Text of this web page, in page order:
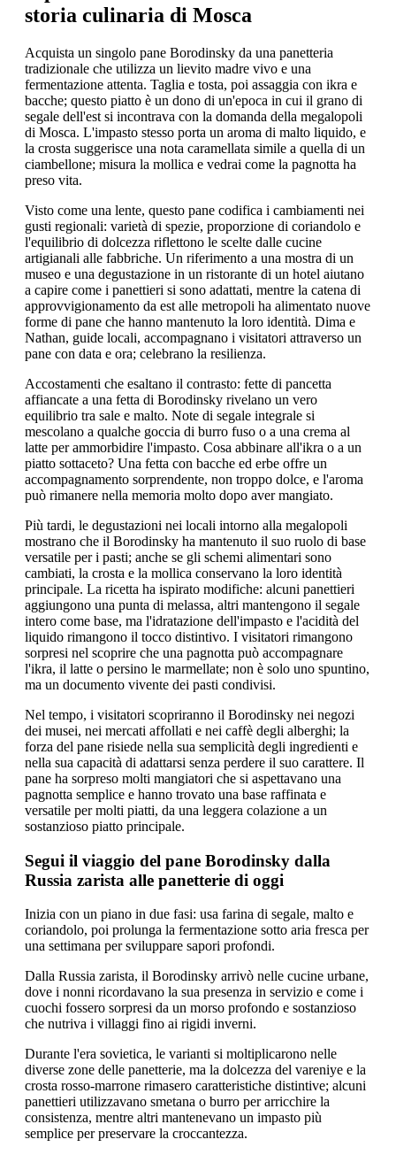
storia culinaria di Mosca
Acquista un singolo pane Borodinsky da una panetteria
tradizionale che utilizza un lievito madre vivo e una
fermentazione attenta. Taglia e tosta, poi assaggia con ikra e
bacche; questo piatto è un dono di un'epoca in cui il grano di
segale dell'est si incontrava con la domanda della megalopoli
di Mosca. L'impasto stesso porta un aroma di malto liquido, e
la crosta suggerisce una nota caramellata simile a quella di un
ciambellone; misura la mollica e vedrai come la pagnotta ha
preso vita.
Visto come una lente, questo pane codifica i cambiamenti nei
gusti regionali: varietà di spezie, proporzione di coriandolo e
l'equilibrio di dolcezza riflettono le scelte dalle cucine
artigianali alle fabbriche. Un riferimento a una mostra di un
museo e una degustazione in un ristorante di un hotel aiutano
a capire come i panettieri si sono adattati, mentre la catena di
approvvigionamento da est alle metropoli ha alimentato nuove
forme di pane che hanno mantenuto la loro identità. Dima e
Nathan, guide locali, accompagnano i visitatori attraverso un
pane con data e ora; celebrano la resilienza.
Accostamenti che esaltano il contrasto: fette di pancetta
affiancate a una fetta di Borodinsky rivelano un vero
equilibrio tra sale e malto. Note di segale integrale si
mescolano a qualche goccia di burro fuso o a una crema al
latte per ammorbidire l'impasto. Cosa abbinare all'ikra o a un
piatto sottaceto? Una fetta con bacche ed erbe offre un
accompagnamento sorprendente, non troppo dolce, e l'aroma
può rimanere nella memoria molto dopo aver mangiato.
Più tardi, le degustazioni nei locali intorno alla megalopoli
mostrano che il Borodinsky ha mantenuto il suo ruolo di base
versatile per i pasti; anche se gli schemi alimentari sono
cambiati, la crosta e la mollica conservano la loro identità
principale. La ricetta ha ispirato modifiche: alcuni panettieri
aggiungono una punta di melassa, altri mantengono il segale
intero come base, ma l'idratazione dell'impasto e l'acidità del
liquido rimangono il tocco distintivo. I visitatori rimangono
sorpresi nel scoprire che una pagnotta può accompagnare
l'ikra, il latte o persino le marmellate; non è solo uno spuntino,
ma un documento vivente dei pasti condivisi.
Nel tempo, i visitatori scopriranno il Borodinsky nei negozi
dei musei, nei mercati affollati e nei caffè degli alberghi; la
forza del pane risiede nella sua semplicità degli ingredienti e
nella sua capacità di adattarsi senza perdere il suo carattere. Il
pane ha sorpreso molti mangiatori che si aspettavano una
pagnotta semplice e hanno trovato una base raffinata e
versatile per molti piatti, da una leggera colazione a un
sostanzioso piatto principale.
Segui il viaggio del pane Borodinsky dalla
Russia zarista alle panetterie di oggi
Inizia con un piano in due fasi: usa farina di segale, malto e
coriandolo, poi prolunga la fermentazione sotto aria fresca per
una settimana per sviluppare sapori profondi.
Dalla Russia zarista, il Borodinsky arrivò nelle cucine urbane,
dove i nonni ricordavano la sua presenza in servizio e come i
cuochi fossero sorpresi da un morso profondo e sostanzioso
che nutriva i villaggi fino ai rigidi inverni.
Durante l'era sovietica, le varianti si moltiplicarono nelle
diverse zone delle panetterie, ma la dolcezza del vareniye e la
crosta rosso-marrone rimasero caratteristiche distintive; alcuni
panettieri utilizzavano smetana o burro per arricchire la
consistenza, mentre altri mantenevano un impasto più
semplice per preservare la croccantezza.